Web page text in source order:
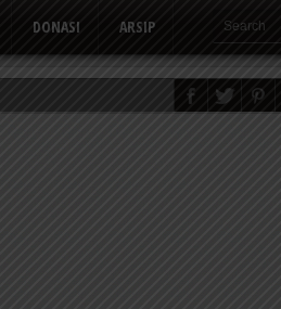
DONASI ARSIP